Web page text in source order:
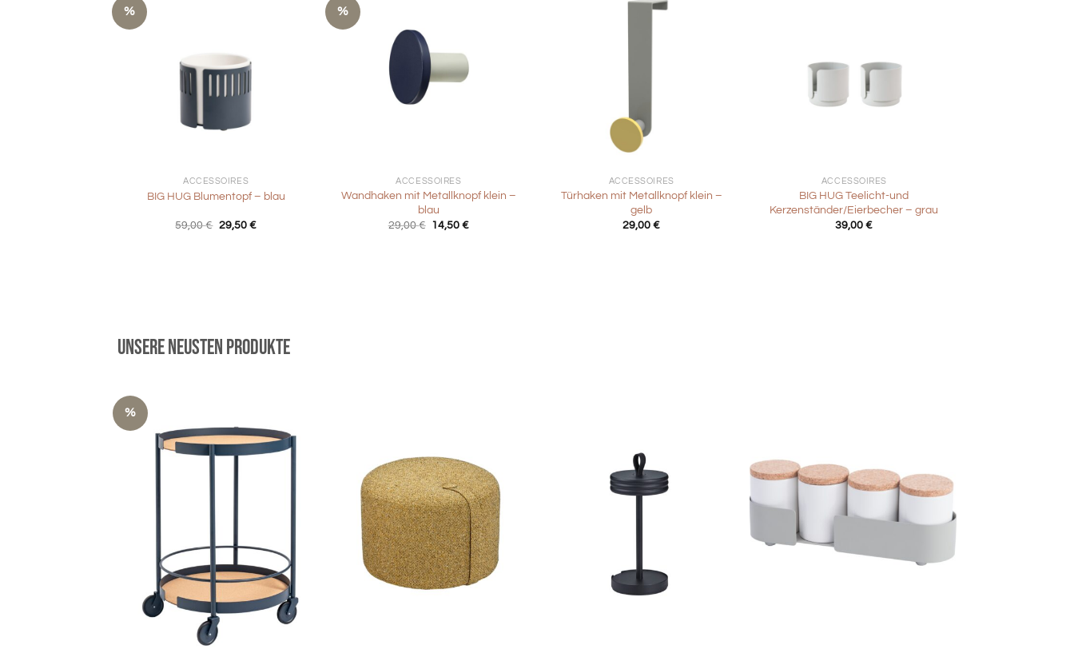
%
ACCESSOIRES
BIG HUG Blumentopf – blau
59,00€ Ursprünglicher
29,50 €Aktueller
%
ACCESSOIRES
Wandhaken mit Metallknopf klein –
blau
29,00€ Ursprünglicher
14,50€Aktueller
ACCESSOIRES
Türhaken mit Metallknopf klein –
gelb
29,00€
ACCESSOIRES
BIG HUG Teelicht-und
Kerzenständer/Eierbecher – grau
39,00€
Unsere neusten Produkte
%